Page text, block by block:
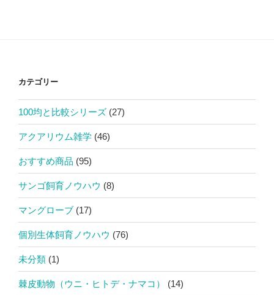
カテゴリー
100均と比較シリーズ (27)
アクアリウム雑学 (46)
おすすめ商品 (95)
サンゴ飼育ノウハウ (8)
マングローブ (17)
個別生体飼育ノウハウ (76)
未分類 (1)
棘皮動物（ウニ・ヒトデ・ナマコ） (14)